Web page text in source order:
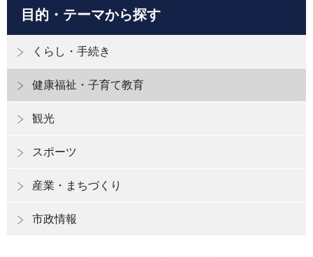
目的・テーマから探す
くらし・手続き
健康福祉・子育て教育
観光
スポーツ
産業・まちづくり
市政情報